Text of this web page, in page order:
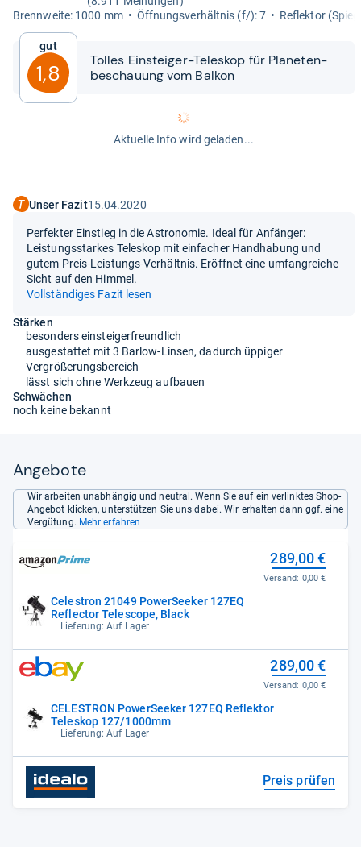
Brenn­weite: 1000 mm
Öff­nungs­ver­hält­nis (f/): 7 Reflek­tor
Gut
1,8
Tol­les Ein­stei­ger-​​Tele­skop für Pla­ne­ten­
be­schau­ung vom Bal­kon
Aktuelle Info wird geladen...
Unser Fazit15.04.2020
Perfekter Einstieg in die Astronomie. Ideal für Anfänger:
Leistungsstarkes Teleskop mit einfacher Handhabung und
gutem Preis-Leistungs-Verhältnis. Eröffnet eine umfangreiche
Sicht auf den Himmel.
Vollständiges Fazit lesen
Stärken
besonders einsteigerfreundlich
ausgestattet mit 3 Barlow-Linsen, dadurch üppiger
Vergrößerungsbereich
lässt sich ohne Werkzeug aufbauen
Schwächen
noch keine bekannt
Angebote
Wir arbeiten unabhängig und neutral. Wenn Sie auf ein verlinktes Shop-
Angebot klicken, unterstützen Sie uns dabei. Wir erhalten dann ggf. eine
Vergütung. Mehr erfahren
Celestron 21049 PowerSeeker 127EQ
Reflector Telescope, Black
Lieferung: Auf Lager
289,00 €
Versand: 0,00 €
CELESTRON PowerSeeker 127EQ Reflektor
Teleskop 127/1000mm
Lieferung: Auf Lager
289,00 €
Versand: 0,00 €
Preis prüfen